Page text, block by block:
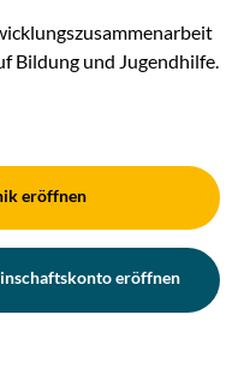
Bildung und Jugendhilfe.
eröffnen
eröffnen